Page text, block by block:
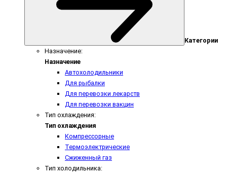
Категории
Назначение:
Назначение
Автохолодильники
Для рыбалки
Для перевозки лекарств
Для перевозки вакцин
Тип охлаждения:
Тип охлаждения
Компрессорные
Термоэлектрические
Сжиженный газ
Тип холодильника: